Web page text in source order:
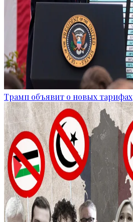
Трамп объявит о новых тарифах